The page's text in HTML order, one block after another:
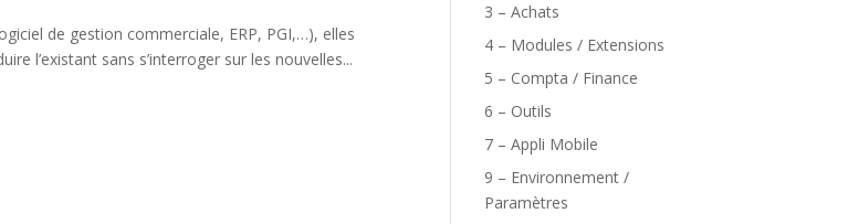
de gestion commerciale, ERP, PGI,…), elles
l’existant sans s’interroger sur les nouvelles...
3 – Achats
4 – Modules / Extensions
5 – Compta / Finance
6 – Outils
7 – Appli Mobile
9 – Environnement /
Paramètres